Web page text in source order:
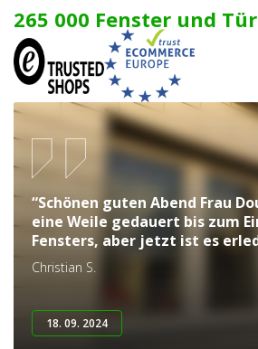
265 000 Fenster und
“Schönen guten Abend Frau
eine Weile gedauert bis zum
Fensters, aber jetzt ist es
Christian S.
18. 09. 2024